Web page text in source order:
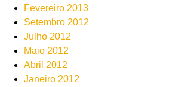
Fevereiro 2013
Setembro 2012
Julho 2012
Maio 2012
Abril 2012
Janeiro 2012